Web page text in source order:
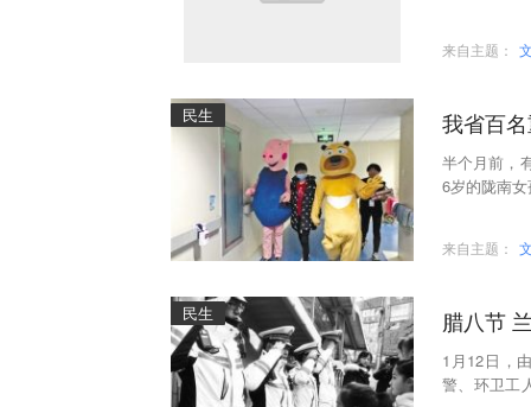
来自主题：
民生 我省百
半个月前，
6岁的陇南
来自主题：
民生 腊八节
1月12日，
警、环卫工